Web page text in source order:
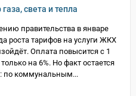
света и тепла
правительства в январе
роста тарифов на услуги ЖКХ
Оплата повысится с 1
на 6%. Но факт остается
по коммунальным...